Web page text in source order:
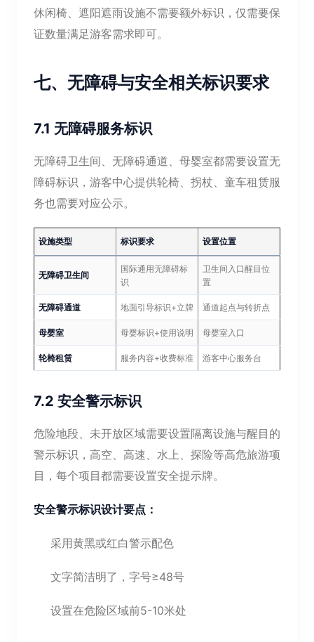
休闲椅、遮阳遮雨设施不需要额外标识，仅需要保
证数量满足游客需求即可。
七、无障碍与安全相关标识要求
7.1 无障碍服务标识
无障碍卫生间、无障碍通道、母婴室都需要设置无
障碍标识，游客中心提供轮椅、拐杖、童车租赁服
务也需要对应公示。
设施类型 标识要求 设置位置
无障碍卫生间
国际通用无障碍标
识
卫生间入口醒目位
置
无障碍通道 地面引导标识+立牌 通道起点与转折点
母婴室 母婴标识+使用说明 母婴室入口
轮椅租赁 服务内容+收费标准 游客中心服务台
7.2 安全警示标识
危险地段、未开放区域需要设置隔离设施与醒目的
警示标识，高空、高速、水上、探险等高危旅游项
目，每个项目都需要设置安全提示牌。
安全警示标识设计要点：
采用黄黑或红白警示配色
文字简洁明了，字号≥48号
设置在危险区域前5-10米处